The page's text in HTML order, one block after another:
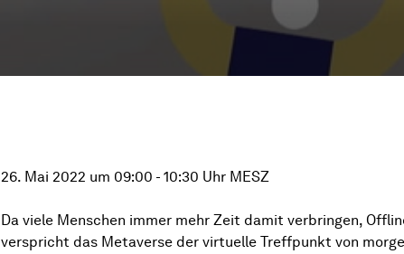
26. Mai 2022 um 09:00 - 10:30 Uhr MESZ
Da viele Menschen immer mehr Zeit damit verbringen,
verspricht das Metaverse der virtuelle Treffpunkt von